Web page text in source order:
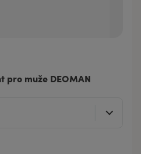
pro muže DEOMAN